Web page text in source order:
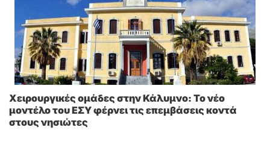
Χειρουργικές ομάδες στην Κάλυμνο: Το νέο
μοντέλο του ΕΣΥ φέρνει τις επεμβάσεις κοντά
στους νησιώτες